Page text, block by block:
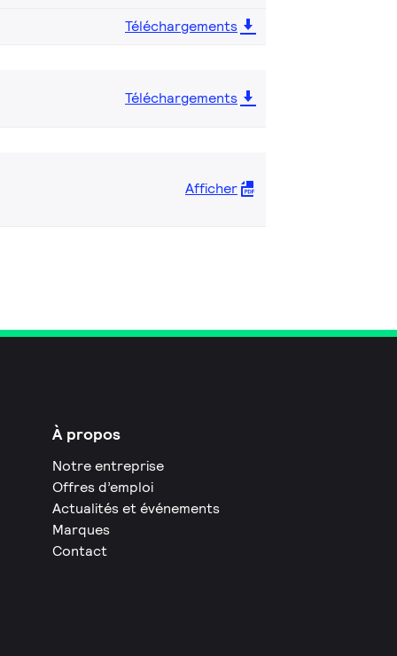
Téléchargements
Téléchargements
Afficher
À propos
Notre entreprise
Offres d’emploi
Actualités et événements
Marques
Contact